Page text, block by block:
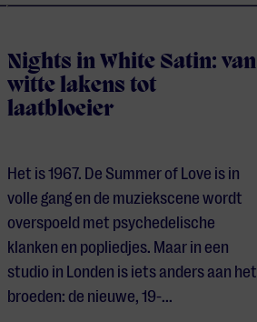
Nights in White Satin: van
witte lakens tot
laatbloeier
Het is 1967. De Summer of Love is in
volle gang en de muziekscene wordt
overspoeld met psychedelische
klanken en popliedjes. Maar in een
studio in Londen is iets anders aan het
broeden: de nieuwe, 19-...